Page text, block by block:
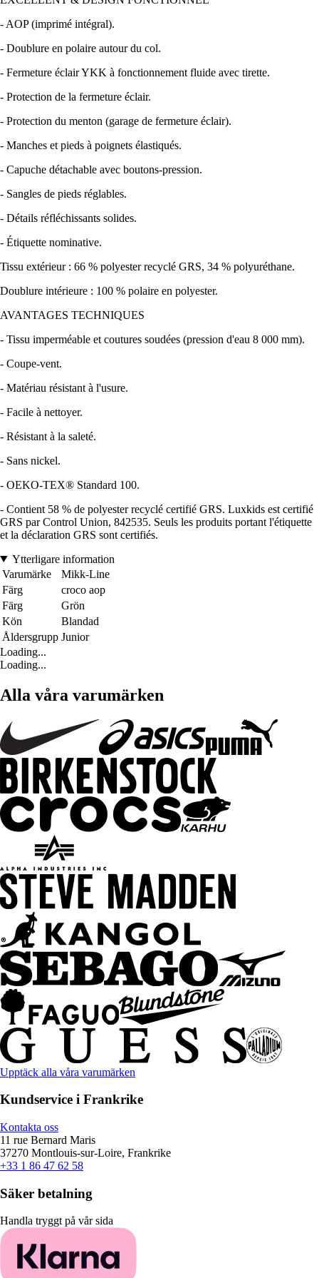
- AOP (imprimé intégral).
- Doublure en polaire autour du col.
- Fermeture éclair YKK à fonctionnement fluide avec tirette.
- Protection de la fermeture éclair.
- Protection du menton (garage de fermeture éclair).
- Manches et pieds à poignets élastiqués.
- Capuche détachable avec boutons-pression.
- Sangles de pieds réglables.
- Détails réfléchissants solides.
- Étiquette nominative.
Tissu extérieur : 66 % polyester recyclé GRS, 34 % polyuréthane.
Doublure intérieure : 100 % polaire en polyester.
AVANTAGES TECHNIQUES
- Tissu imperméable et coutures soudées (pression d'eau 8 000 mm).
- Coupe-vent.
- Matériau résistant à l'usure.
- Facile à nettoyer.
- Résistant à la saleté.
- Sans nickel.
- OEKO-TEX® Standard 100.
- Contient 58 % de polyester recyclé certifié GRS. Luxkids est certifié
GRS par Control Union, 842535. Seuls les produits portant l'étiquette
et la déclaration GRS sont certifiés.
Ytterligare information
Varumärke
Mikk-Line
Färg
croco aop
Färg
Grön
Kön
Blandad
Åldersgrupp Junior
Loading...
Loading...
Alla våra varumärken
Upptäck alla våra varumärken
Kundservice i Frankrike
Kontakta oss
11 rue Bernard Maris
37270 Montlouis-sur-Loire, Frankrike
+33 1 86 47 62 58
Säker betalning
Handla tryggt på vår sida